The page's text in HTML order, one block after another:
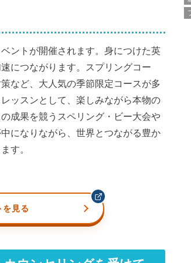
ントが開催されます。身につけた英
につながります。スプリングコー
など、大人気の季節限定コースが多
ッスンとして、楽しみながら本物の
成果を競うスペリング・ビー大会や
になりながら、世界とつながる豊か
す。
を見る